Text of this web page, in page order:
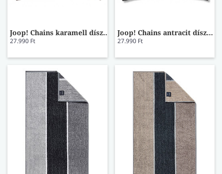
Joop! Chains karamell díszpárna
27.990 Ft
Joop! Chains antracit díszpárna
27.990 Ft